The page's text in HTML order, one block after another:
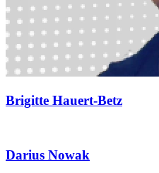
Brigitte Hauert-Betz
Darius Nowak